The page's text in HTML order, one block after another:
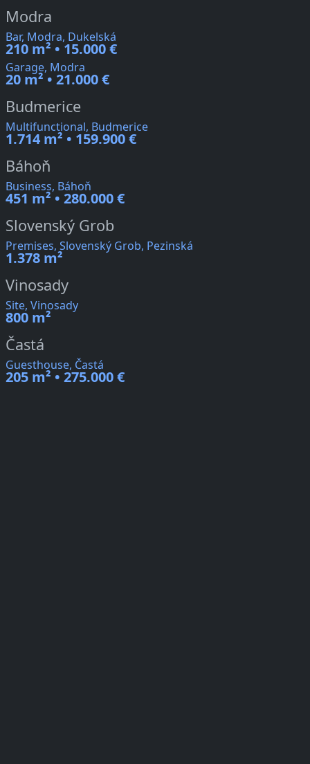
Modra
Bar, Modra, Dukelská
210 m² • 15.000 €
Garage, Modra
20 m² • 21.000 €
Budmerice
Multifunctional, Budmerice
1.714 m² • 159.900 €
Báhoň
Business, Báhoň
451 m² • 280.000 €
Slovenský Grob
Premises, Slovenský Grob, Pezinská
1.378 m²
Vinosady
Site, Vinosady
800 m²
Častá
Guesthouse, Častá
205 m² • 275.000 €